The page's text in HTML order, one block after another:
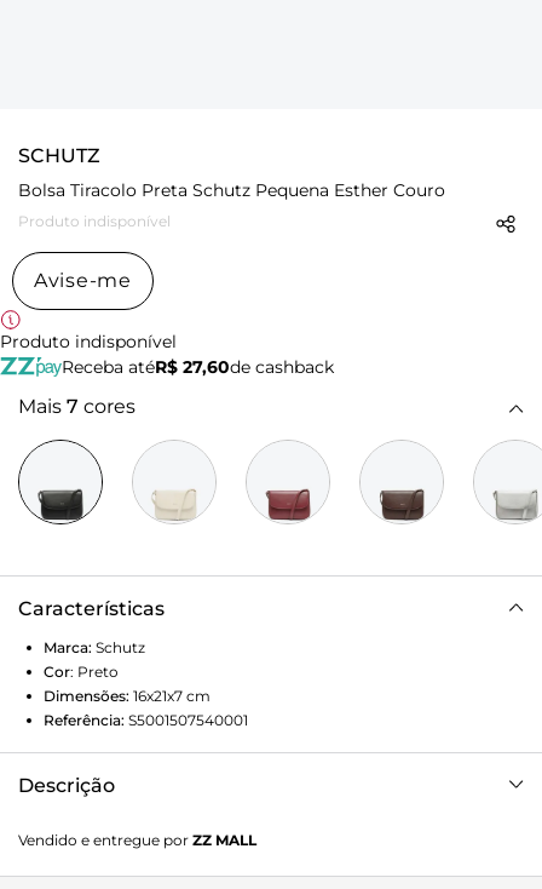
SCHUTZ
Bolsa Tiracolo Preta Schutz Pequena Esther Couro
Produto indisponível
Avise-me
Produto indisponível
Receba atéR$ 27,60de cashback
Mais 7 cores
Características
Marca: Schutz
Cor: Preto
Dimensões: 16x21x7 cm
Referência: S5001507540001
Descrição
sofisticação do couro em uma construção minimalista
atemporal. Pequena, mas com ótimo espaço para levar
Vendido e entregue por ZZ MALL